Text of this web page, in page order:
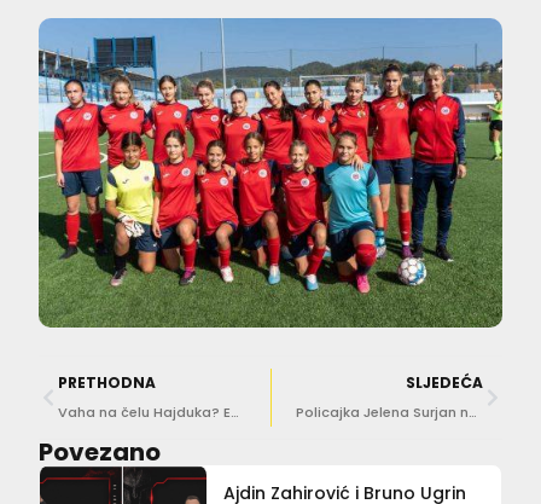
PRETHODNA
Vaha na čelu Hajduka? Evo što je o tome rekao u podcastu DuLista
SLJEDEĆA
Policajka Jelena Surjan najbrža na MUP-ovom Prvenstvu Hrvatske!
Povezano
Ajdin Zahirović i Bruno Ugrin